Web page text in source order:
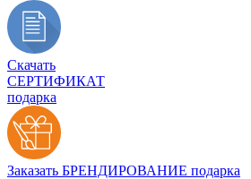
Скачать
СЕРТИФИКАТ
подарка
Заказать БРЕНДИРОВАНИЕ подарка